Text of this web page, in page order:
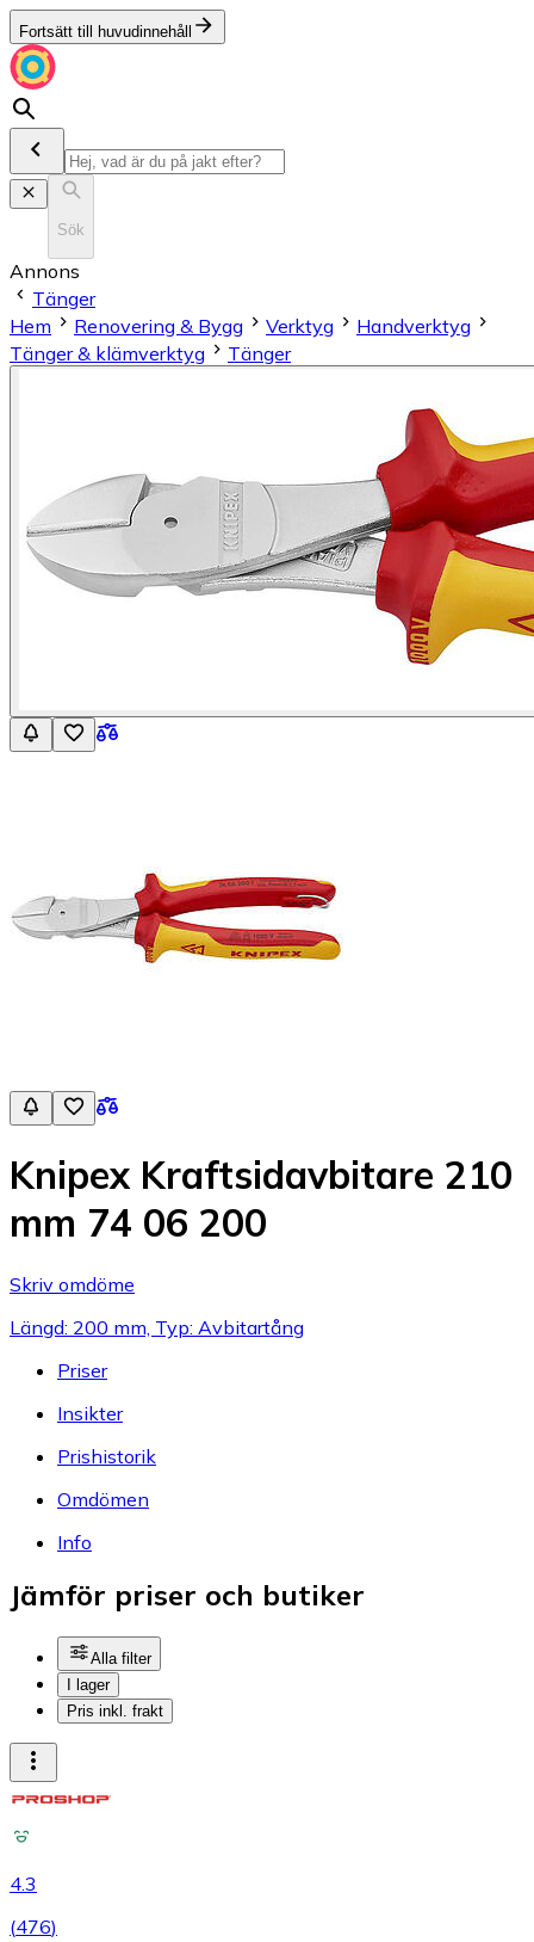
Fortsätt till huvudinnehåll
Sök
Annons
Tänger
Hem
Renovering & Bygg Verktyg
Handverktyg
Tänger & klämverktyg
Tänger
Knipex Kraftsidavbitare 210
mm 74 06 200
Skriv omdöme
Längd: 200 mm, Typ: Avbitartång
Priser
Insikter
Prishistorik
Omdömen
Info
Jämför priser och butiker
Alla filter
I lager
Pris inkl. frakt
4.3
(476)